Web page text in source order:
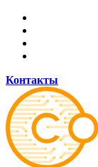
Контакты